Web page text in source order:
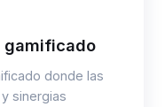
gamificado
donde las
sinergias